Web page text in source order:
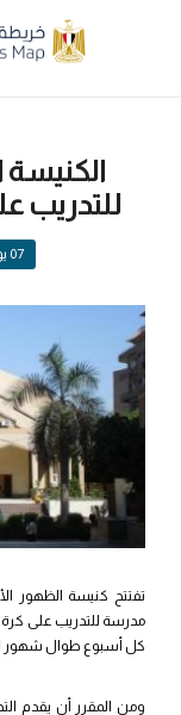
للتدريب
07 يونيو 2022
تفتتح كنيسة الظهور
مدرسة للتدريب على كرة
كل أسبوع طوال شهور
ومن المقرر أن يقدم